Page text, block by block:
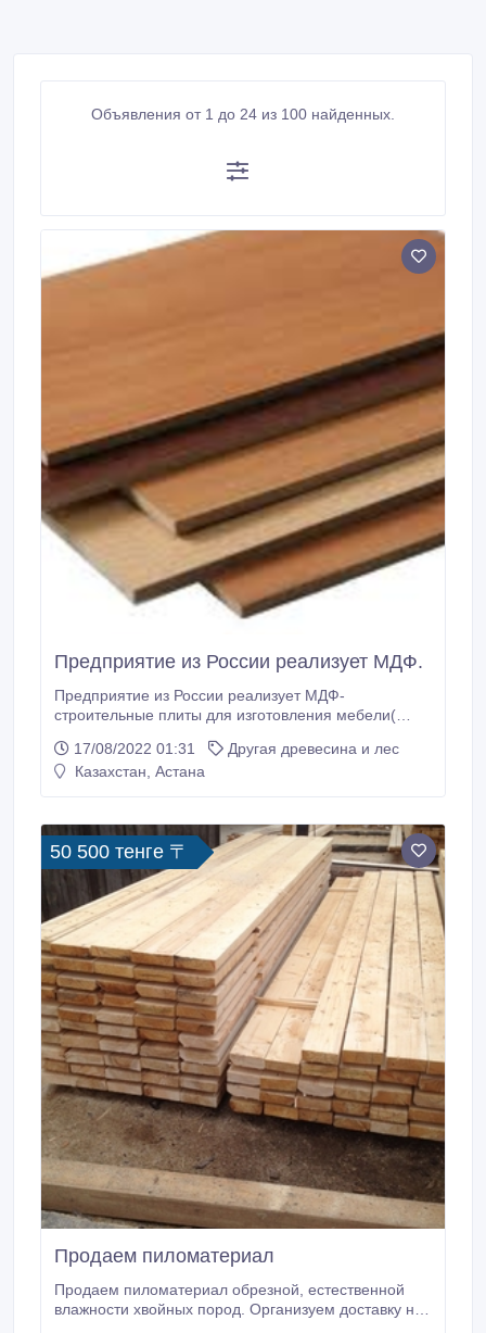
Объявления от 1 до 24 из 100 найденных.
Предприятие из России реализует МДФ.
Предприятие из России реализует МДФ-
строительные плиты для изготовления мебели(
тн, далее до 5000 тн в месяц. Цена после заявки
Покупателя. Предоплата, вывоз автомобильным,
17/08/2022 01:31
Другая древесина и лес
Казахстан, Астана
50 500 тенге 〒
Продаем пиломатериал
Продаем пиломатериал обрезной, естественной
влажности хвойных пород. Организуем доставку на